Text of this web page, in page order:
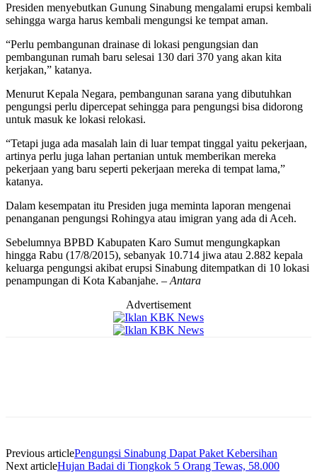
Presiden menyebutkan Gunung Sinabung mengalami erupsi kembali
sehingga warga harus kembali mengungsi ke tempat aman.
“Perlu pembangunan drainase di lokasi pengungsian dan
pembangunan rumah baru selesai 130 dari 370 yang akan kita
kerjakan,” katanya.
Menurut Kepala Negara, pembangunan sarana yang dibutuhkan
pengungsi perlu dipercepat sehingga para pengungsi bisa didorong
untuk masuk ke lokasi relokasi.
“Tetapi juga ada masalah lain di luar tempat tinggal yaitu pekerjaan,
artinya perlu juga lahan pertanian untuk memberikan mereka
pekerjaan yang baru seperti pekerjaan mereka di tempat lama,”
katanya.
Dalam kesempatan itu Presiden juga meminta laporan mengenai
penanganan pengungsi Rohingya atau imigran yang ada di Aceh.
Sebelumnya BPBD Kabupaten Karo Sumut mengungkapkan
hingga Rabu (17/8/2015), sebanyak 10.714 jiwa atau 2.882 kepala
keluarga pengungsi akibat erupsi Sinabung ditempatkan di 10 lokasi
penampungan di Kota Kabanjahe. – Antara
Advertisement
Previous articlePengungsi Sinabung Dapat Paket Kebersihan
Next articleHujan Badai di Tiongkok 5 Orang Tewas, 58.000